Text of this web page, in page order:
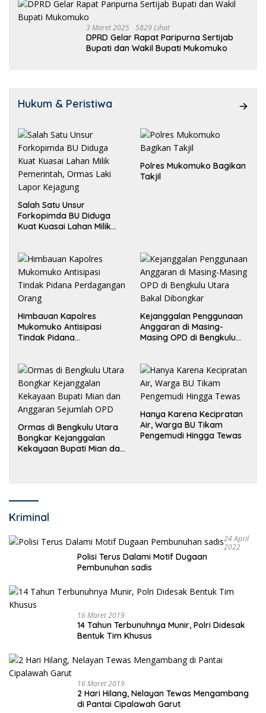
3 Maret 2025 5829 Lihat
DPRD Gelar Rapat Paripurna Sertijab
Bupati dan Wakil Bupati Mukomuko
Hukum & Peristiwa
Salah Satu Unsur
Forkopimda BU Diduga
Kuat Kuasai Lahan Milik
Polres Mukomuko Bagikan
Takjil
Himbauan Kapolres
Mukomuko Antisipasi
Tindak Pidana
Kejanggalan Penggunaan
Anggaran di Masing-
Masing OPD di Bengkulu
Ormas di Bengkulu Utara
Bongkar Kejanggalan
Kekayaan Bupati Mian dan
Hanya Karena Kecipratan
Air, Warga BU Tikam
Pengemudi Hingga Tewas
Kriminal
24 April
2022
Polisi Terus Dalami Motif Dugaan
Pembunuhan sadis
16 Maret 2019
14 Tahun Terbunuhnya Munir, Polri Didesak
Bentuk Tim Khusus
16 Maret 2019
2 Hari Hilang, Nelayan Tewas Mengambang
di Pantai Cipalawah Garut